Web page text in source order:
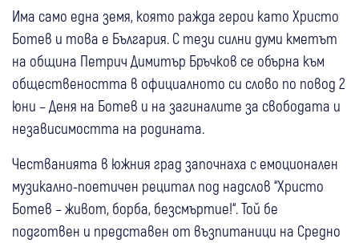
Има само една земя, която ражда герои като Христо
Ботев и това е България. С тези силни думи кметът
на община Петрич Димитър Бръчков се обърна към
обществеността в официалното си слово по повод 2
юни – Деня на Ботев и на загиналите за свободата и
независимостта на родината.
Честванията в южния град започнаха с емоционален
музикално-поетичен рецитал под надслов “Христо
Ботев – живот, борба, безсмъртие!“. Той бе
подготвен и представен от възпитаници на Средно